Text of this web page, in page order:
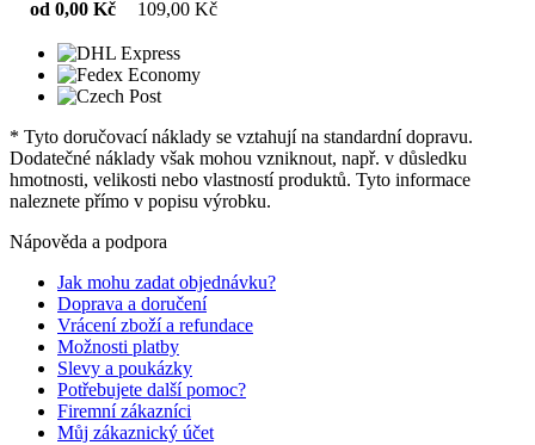
od 0,00 Kč 109,00 Kč
* Tyto doručovací náklady se vztahují na standardní dopravu.
Dodatečné náklady však mohou vzniknout, např. v důsledku
hmotnosti, velikosti nebo vlastností produktů. Tyto informace
naleznete přímo v popisu výrobku.
Nápověda a podpora
Jak mohu zadat objednávku?
Doprava a doručení
Vrácení zboží a refundace
Možnosti platby
Slevy a poukázky
Potřebujete další pomoc?
Firemní zákazníci
Můj zákaznický účet